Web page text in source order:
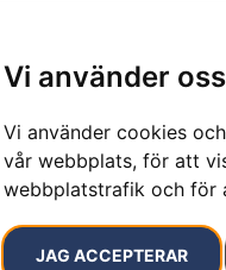
Vi använder
Vi använder cookies
vår webbplats, för att
webbplatstrafik och för
JAG ACCEPTERAR
Endast ett sökresultat